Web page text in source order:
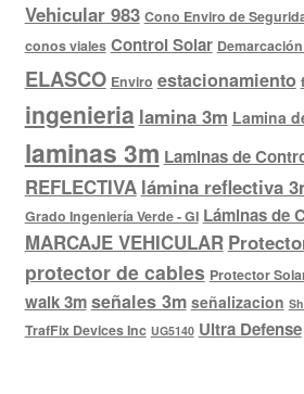
Vehicular 983 Cono Enviro de
conos viales Control Solar
ELASCO Enviro estacionamiento
ingenieria lamina 3m Lamina
laminas 3m Laminas de
REFLECTIVA lámina reflectiva
Grado Ingeniería Verde - GI Láminas de
MARCAJE VEHICULAR
protector de cables Protector
walk 3mseñales 3m señalizacion
TrafFix Devices Inc UG5140 Ultra Defense